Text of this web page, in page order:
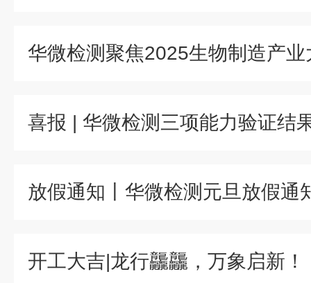
放假通知丨华微检测元旦放假通
开工大吉|龙行龘龘，万象启新！